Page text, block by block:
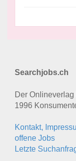
Searchjobs.ch
Der
1996
Kontakt,
offene Jobs
Letzte